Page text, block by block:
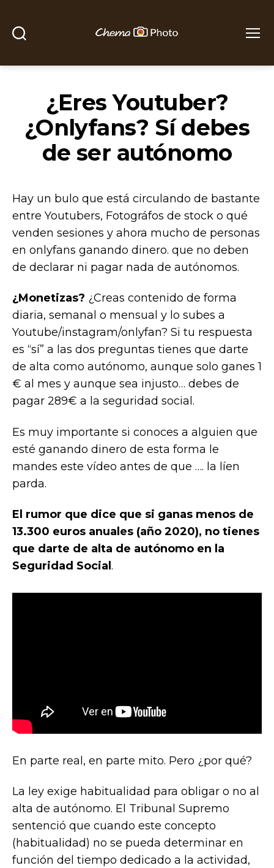
Photo
¿Eres Youtuber?
¿Onlyfans? Sí debes
de ser autónomo
Hay un bulo que está circulando de bastante
entre Youtubers, Fotográfos de stock o qué
venden sesiones y ahora mucho de personas
en onlyfans ganando dinero. que no deben
de declarar ni pagar nada de autónomos.
¿Monetizas? ¿Creas contenido de forma
diaria, semanal o mensual y lo subes a
Youtube/instagram/onlyfan? Si tu respuesta
es “sí” a las dos preguntas tienes que darte
de alta como autónomo, aunque solo ganes 1
€ al mes y aunque sea injusto… debes de
pagar 289€ a la seguridad social.
Es muy importante si conoces a alguien que
esté ganando dinero de esta forma le
mandes este vídeo antes de que …. la líen
parda.
El rumor que dice que si ganas menos de
13.300 euros anuales (año 2020), no tienes
que darte de alta de autónomo en la
Seguridad Social .
En parte real, en parte mito. Pero ¿por qué?
La ley exige habitualidad para obligar o no al
alta de autónomo. El Tribunal Supremo
sentenció que cuando este concepto
(habitualidad) no se pueda determinar en
función del tiempo dedicado a la actividad,